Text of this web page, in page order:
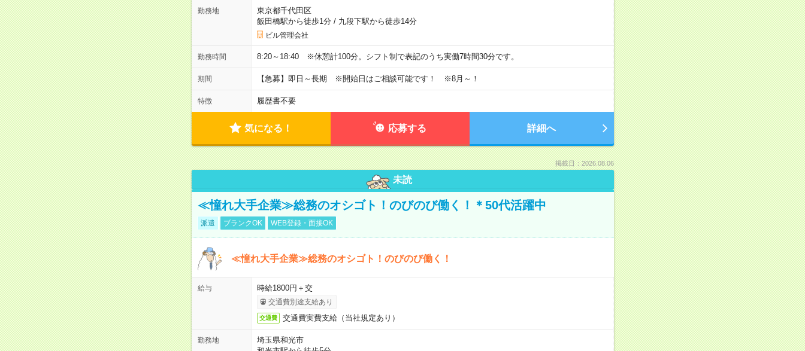
勤務地
東京都千代田区
飯田橋駅から徒歩1分/ 九段下駅から徒歩14分
ビル管理会社
勤務時間 8:20～18:40 ※休憩計100分。シフト制で表記のうち実働7時間30分です。
期間 【急募】即日～長期 ※開始日はご相談可能です！ ※8月～！
特徴 履歴書不要
気になる！ 応募する 詳細へ
掲載日：2026.08.06
未読
≪憧れ大手企業≫総務のオシゴト！のびのび働く！＊50代活躍中
派遣 ブランクOK WEB登録・面接OK
≪憧れ大手企業≫総務のオシゴト！のびのび働く！
給与 時給1800円＋交
交通費別途支給あり
交通費 交通費実費支給（当社規定あり）
勤務地
埼玉県和光市